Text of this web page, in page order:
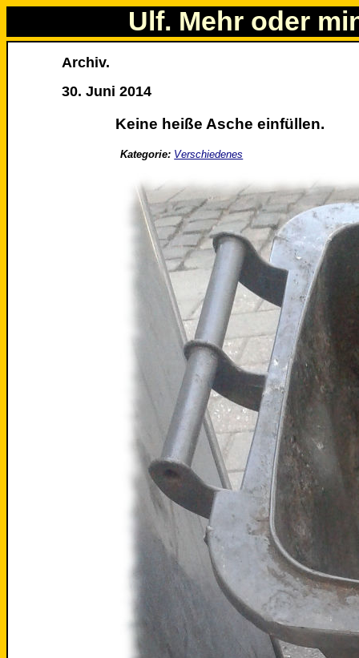
Ulf. Mehr oder
Archiv.
30. Juni 2014
Keine heiße Asche einfüllen.
Kategorie: Verschiedenes